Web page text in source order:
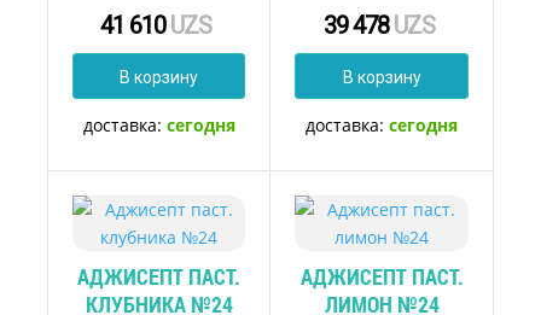
41 610UZS
В корзину
доставка: сегодня
39 478UZS
В корзину
доставка:сегодня
АДЖИСЕПТ ПАСТ.
КЛУБНИКА №24
АДЖИСЕПТ ПАСТ.
ЛИМОН №24